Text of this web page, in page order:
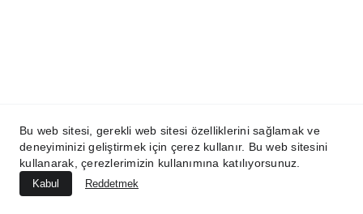
Bu web sitesi, gerekli web sitesi özelliklerini sağlamak ve
deneyiminizi geliştirmek için çerez kullanır. Bu web sitesini
kullanarak, çerezlerimizin kullanımına katılıyorsunuz.
Kabul Reddetmek